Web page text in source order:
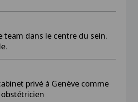
team dans le centre du sein.
privé à Genève comme